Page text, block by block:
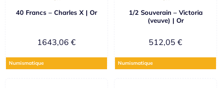
40 Francs – Charles X | Or
1643,06 €
Numismatique
1/2 Souverain – Victoria
(veuve) | Or
512,05 €
Numismatique